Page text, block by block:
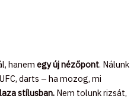
hanem egy új nézőpont. Nálunk
darts – ha mozog, mi
stílusban. Nem tolunk rizsát,